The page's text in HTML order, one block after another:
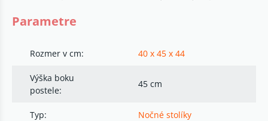
Parametre
Rozmer v cm: 40 x 45 x 44
Výška boku
postele:
45 cm
Typ: Nočné stolíky